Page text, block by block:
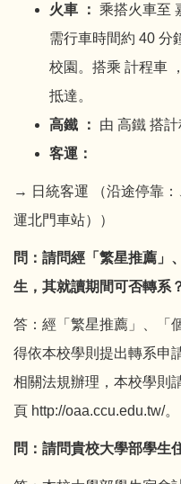
火車 ： 乘搭火車至
需行車時間約 40 分
校園。搭乘 計程車
抵達。
高鐵 ：
由 高鐵 搭
客運：
→ 日統客運 （沿途停靠
運北門車站））
問：請問經「繁星推薦」
生，其就讀期間可否轉系
答：經「繁星推薦」、「
得依本校學則提出轉系申
相關法規辦理，本校學則
頁 http://oaa.ccu.edu.tw/。
問：請問貴校大學部學生